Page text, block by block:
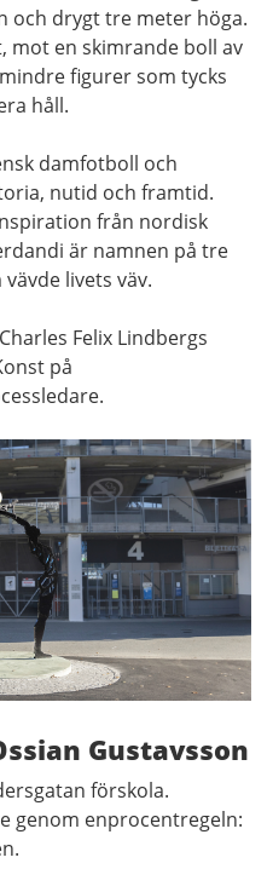
och drygt tre meter höga.
mot en skimrande boll av
figurer som tycks
håll.
damfotboll och
nutid och framtid.
från nordisk
är namnen på tre
livets väv.
Felix Lindbergs
på
Gustavsson
förskola.
genom enprocentregeln: